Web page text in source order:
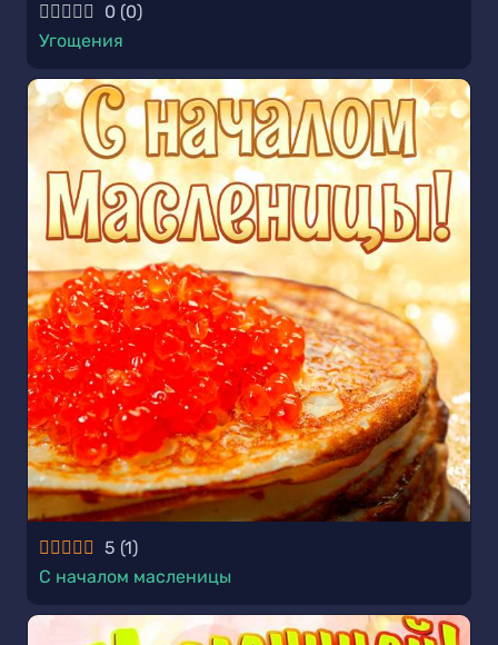
0 (0)
Угощения
5 (1)
С началом масленицы